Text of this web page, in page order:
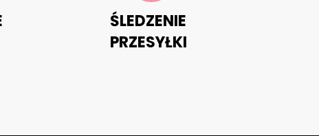
ŚLEDZENIE
PRZESYŁKI